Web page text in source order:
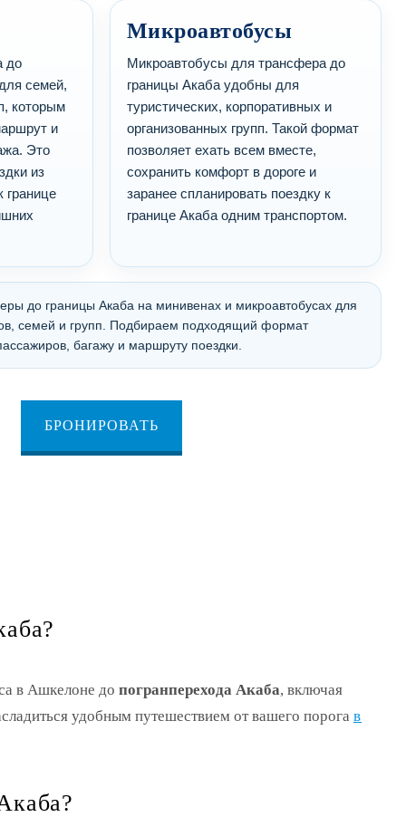
до
семей,
которым
и
Это
из
границе
Микроавтобусы
Микроавтобусы для трансфера до
границы Акаба удобны для
туристических, корпоративных и
организованных групп. Такой формат
позволяет ехать всем вместе,
сохранить комфорт в дороге и
заранее спланировать поездку к
границе Акаба одним транспортом.
до границы Акаба на минивенах и микроавтобусах для
семей и групп. Подбираем подходящий формат
багажу и маршруту поездки.
БРОНИРОВАТЬ
в Ашкелоне до погранперехода Акаба, включая
удобным путешествием от вашего порога в